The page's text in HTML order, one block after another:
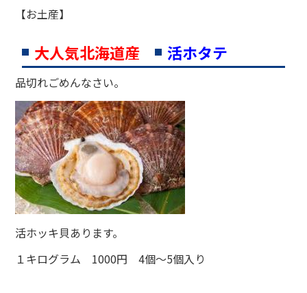
【お土産】
大人気北海道産 活ホタテ
品切れごめんなさい。
活ホッキ貝あります。
１キログラム 1000円 4個～5個入り